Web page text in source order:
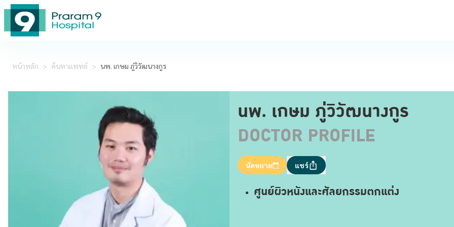
หน้าหลัก > ค้นหาแพทย์ > นพ. เกษม ภู่วิวัฒนางกูร
นพ. เกษม ภู่วิวัฒนางกูร
DOCTOR PROFILE
นัดหมาย แชร์
ศูนย์ผิวหนังและศัลยกรรมตกแต่ง